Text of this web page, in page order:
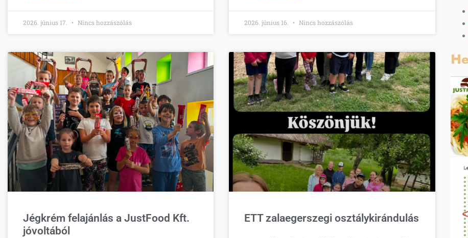
2026. június 17. Nincs hozzászólás 2026. június 16. Nincs hozzászólás
Jégkrém felajánlás a JustFood Kft.
jóvoltából
ETT zalaegerszegi osztálykirándulás